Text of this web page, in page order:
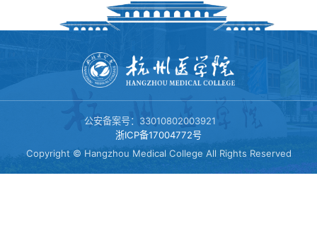
党群工作
公安备案号：33010802003921
浙ICP备17004772号
Copyright © Hangzhou Medical College All Rights Reserved